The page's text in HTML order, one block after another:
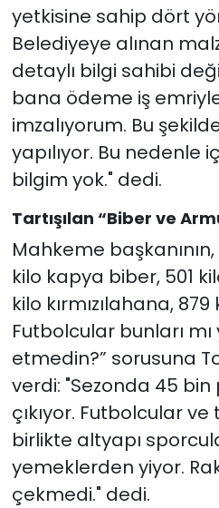
yetkisine sahip dört
Belediyeye alınan
detaylı bilgi sahibi
bana ödeme iş
imzalıyorum. Bu
yapılıyor. Bu nedenle
bilgim yok." dedi.
Tartışılan “Biber ve
Mahkeme
kilo kapya biber, 501
kilo kırmızılahana,
Futbolcular bunları
etmedin?” sorusuna
verdi: "Sezonda 45
çıkıyor. Futbolcular
birlikte altyapı
yemeklerden yiyor.
çekmedi." dedi.